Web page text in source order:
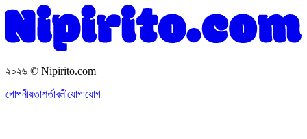
২০২৬ © Nipirito.com
গোপনীয়তাশর্তাবলীযোগাযোগ